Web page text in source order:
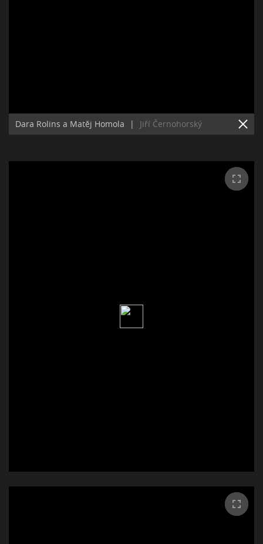
Dara Rolins a Matěj Homola | Jiří Černohorský